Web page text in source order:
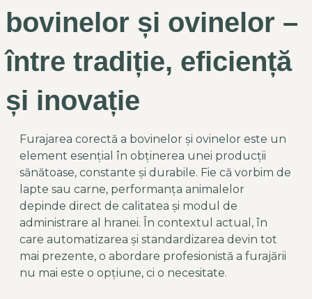
bovinelor și ovinelor –
între tradiție, eficiență
și inovație
Furajarea corectă a bovinelor și ovinelor este un
element esențial în obținerea unei producții
sănătoase, constante și durabile. Fie că vorbim de
lapte sau carne, performanța animalelor
depinde direct de calitatea și modul de
administrare al hranei. În contextul actual, în
care automatizarea și standardizarea devin tot
mai prezente, o abordare profesionistă a furajării
nu mai este o opțiune, ci o necesitate.